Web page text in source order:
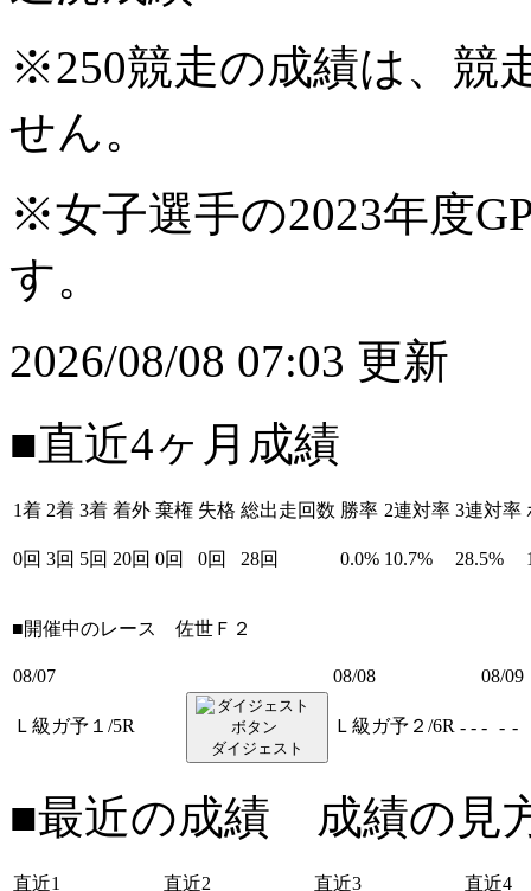
※250競走の成績は、競
せん。
※女子選手の2023年度
す。
2026/08/08 07:03 更新
■直近4ヶ月成績
1着 2着 3着 着外 棄権 失格 総出走回数 勝率 2連対率 3連対率
0回 3回 5回 20回 0回 0回 28回 0.0% 10.7% 28.5%
■開催中のレース 佐世Ｆ２
08/07 08/08 08/09
Ｌ級ガ予１/5R
ダイジェスト
Ｌ級ガ予２/6R - - - - -
■最近の成績 成績の見
直近1 直近2 直近3 直近4